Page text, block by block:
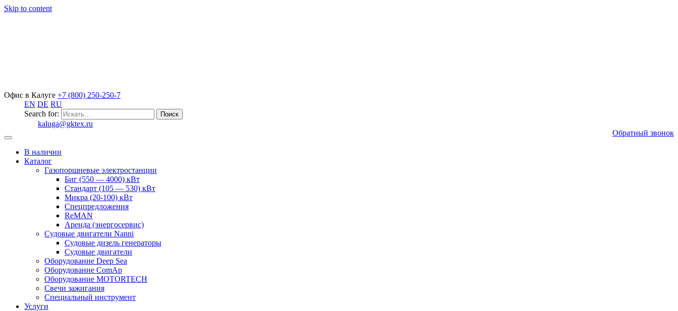
Skip to content
Офис в Калуге +7 (800) 250-250-7
EN DE RU
Search for:
kaluga@gktex.ru
Обратный звонок
В наличии
Каталог
Газопоршневые электростанции
Биг (550 — 4000) кВт
Стандарт (105 — 530) кВт
Микра (20-100) кВт
Спецпредложения
ReMAN
Аренда (энергосервис)
Судовые двигатели Nanni
Судовые дизель генераторы
Судовые двигатели
Оборудование Deep Sea
Оборудование ComAp
Оборудование MOTORTECH
Свечи зажигания
Специальный инструмент
Услуги